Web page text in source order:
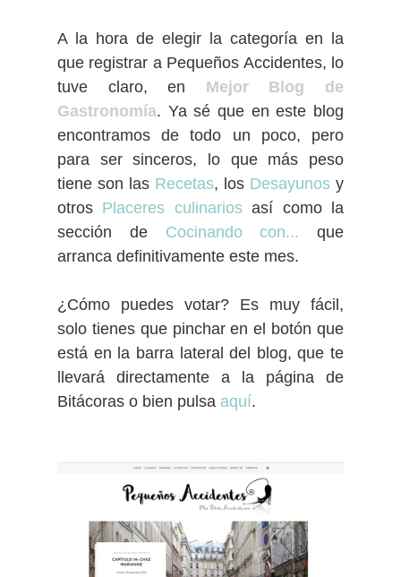
A la hora de elegir la categoría en la
que registrar a Pequeños Accidentes, lo
tuve claro, en Mejor Blog de
Gastronomía. Ya sé que en este blog
encontramos de todo un poco, pero
para ser sinceros, lo que más peso
tiene son las Recetas, los Desayunos y
otros Placeres culinariosasí como la
sección de Cocinando con... que
arranca definitivamente este mes.
¿Cómo puedes votar? Es muy fácil,
solo tienes que pinchar en el botón que
está en la barra lateral del blog, que te
llevará directamente a la página de
Bitácoras o bien pulsa aquí.